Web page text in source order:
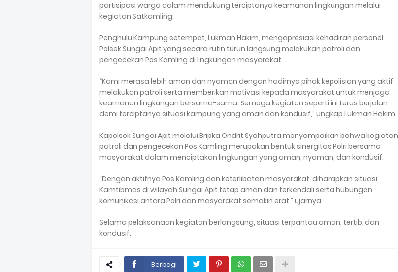
partisipasi warga dalam mendukung terciptanya keamanan lingkungan melalui
kegiatan Satkamling.
Penghulu Kampung setempat, Lukman Hakim, mengapresiasi kehadiran personel
Polsek Sungai Apit yang secara rutin turun langsung melakukan patroli dan
pengecekan Pos Kamling di lingkungan masyarakat.
“Kami merasa lebih aman dan nyaman dengan hadirnya pihak kepolisian yang aktif
melakukan patroli serta memberikan motivasi kepada masyarakat untuk menjaga
keamanan lingkungan bersama-sama. Semoga kegiatan seperti ini terus berjalan
demi terciptanya situasi kampung yang aman dan kondusif,” ungkap Lukman Hakim.
Kapolsek Sungai Apit melalui Bripka Ondrit Syahputra menyampaikan bahwa kegiatan
patroli dan pengecekan Pos Kamling merupakan bentuk sinergitas Polri bersama
masyarakat dalam menciptakan lingkungan yang aman, nyaman, dan kondusif.
“Dengan aktifnya Pos Kamling dan keterlibatan masyarakat, diharapkan situasi
Kamtibmas di wilayah Sungai Apit tetap aman dan terkendali serta hubungan
komunikasi antara Polri dan masyarakat semakin erat,” ujarnya.
Selama pelaksanaan kegiatan berlangsung, situasi terpantau aman, tertib, dan
kondusif.
Berbagi